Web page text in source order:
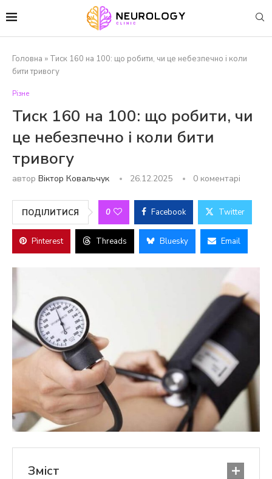
Головна » Тиск 160 на 100: що робити, чи це небезпечно і коли
бити тривогу
Різне
Тиск 160 на 100: що робити, чи
це небезпечно і коли бити
тривогу
автор Віктор Ковальчук 26.12.2025 0 коментарі
ПОДІЛИТИСЯ 0 Facebook Twitter
Pinterest Threads Bluesky Email
Зміст